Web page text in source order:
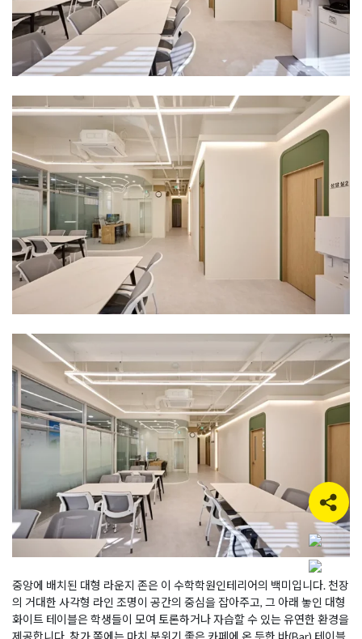
중앙에 배치된 대형 라운지 존은 이 수학학원인테리어의 백미입니다. 천장
의 거대한 사각형 라인 조명이 공간의 중심을 잡아주고, 그 아래 놓인 대형
화이트 테이블은 학생들이 모여 토론하거나 자습할 수 있는 유연한 환경을
제공합니다. 창가 쪽에는 마치 분위기 좋은 카페에 온 듯한 바(Bar) 테이블